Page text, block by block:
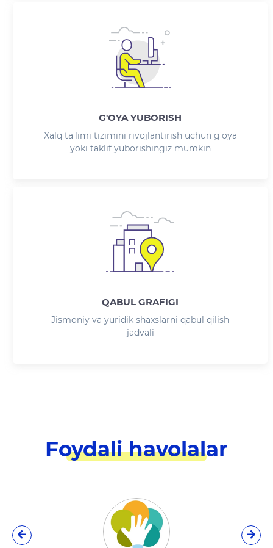
G'OYA YUBORISH
Xalq ta'limi tizimini rivojlantirish uchun g'oya
yoki taklif yuborishingiz mumkin
QABUL GRAFIGI
Jismoniy va yuridik shaxslarni qabul qilish
jadvali
Foydali havolalar